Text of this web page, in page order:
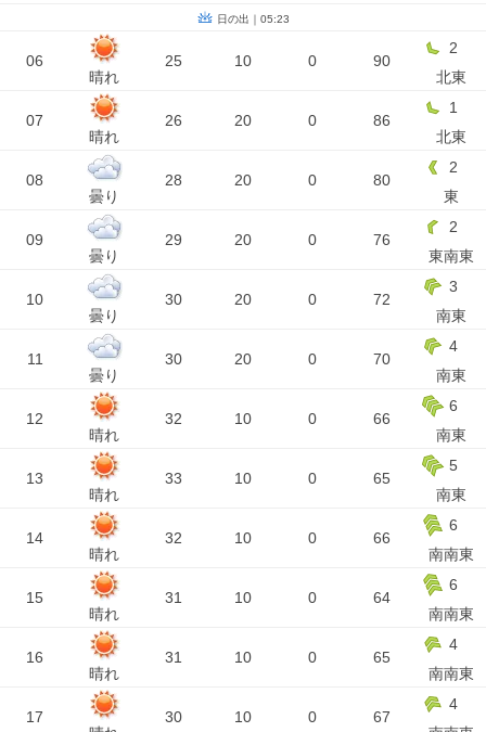
日の出｜05:23
06
晴れ
25 10 0 90
2
北東
07
晴れ
26 20 0 86
1
北東
08
曇り
28 20 0 80
2
東
09
曇り
29 20 0 76
2
東南東
10
曇り
30 20 0 72
3
南東
11
曇り
30 20 0 70
4
南東
12
晴れ
32 10 0 66
6
南東
13
晴れ
33 10 0 65
5
南東
14
晴れ
32 10 0 66
6
南南東
15
晴れ
31 10 0 64
6
南南東
16
晴れ
31 10 0 65
4
南南東
17
30 10 0 67
4